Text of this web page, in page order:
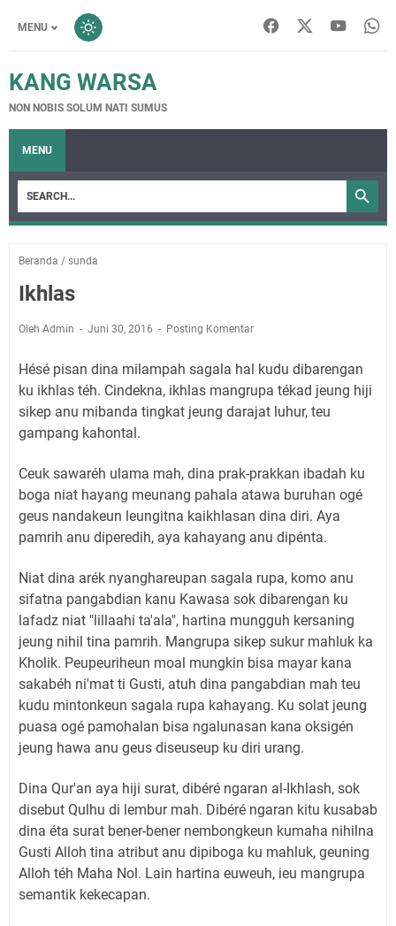
MENU
KANG WARSA
NON NOBIS SOLUM NATI SUMUS
MENU
Beranda / sunda
Ikhlas
Oleh Admin Juni 30, 2016 Posting Komentar
Hésé pisan dina milampah sagala hal kudu dibarengan
ku ikhlas téh. Cindekna, ikhlas mangrupa tékad jeung hiji
sikep anu mibanda tingkat jeung darajat luhur, teu
gampang kahontal.
Ceuk sawaréh ulama mah, dina prak-prakkan ibadah ku
boga niat hayang meunang pahala atawa buruhan ogé
geus nandakeun leungitna kaikhlasan dina diri. Aya
pamrih anu diperedih, aya kahayang anu dipénta.
Niat dina arék nyanghareupan sagala rupa, komo anu
sifatna pangabdian kanu Kawasa sok dibarengan ku
lafadz niat "lillaahi ta'ala", hartina mungguh kersaning
jeung nihil tina pamrih. Mangrupa sikep sukur mahluk ka
Kholik. Peupeuriheun moal mungkin bisa mayar kana
sakabéh ni'mat ti Gusti, atuh dina pangabdian mah teu
kudu mintonkeun sagala rupa kahayang. Ku solat jeung
puasa ogé pamohalan bisa ngalunasan kana oksigén
jeung hawa anu geus diseuseup ku diri urang.
Dina Qur'an aya hiji surat, dibéré ngaran al-Ikhlash, sok
disebut Qulhu di lembur mah. Dibéré ngaran kitu kusabab
dina éta surat bener-bener nembongkeun kumaha nihilna
Gusti Alloh tina atribut anu dipiboga ku mahluk, geuning
Alloh téh Maha Nol. Lain hartina euweuh, ieu mangrupa
semantik kekecapan.